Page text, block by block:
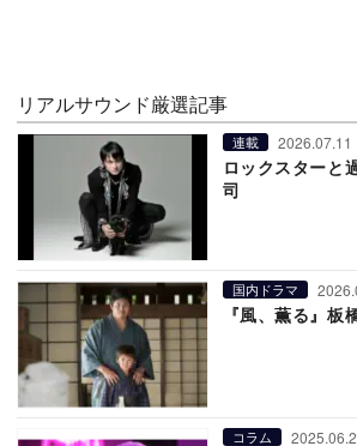
リアルサウンド厳選記事
連載 2026.07.11
ロックスターと
司
国内ドラマ
『風、薫る』板
コラム